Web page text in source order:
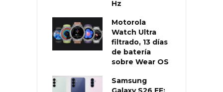
Hz
Motorola
Watch Ultra
filtrado, 13 días
de batería
sobre Wear OS
Samsung